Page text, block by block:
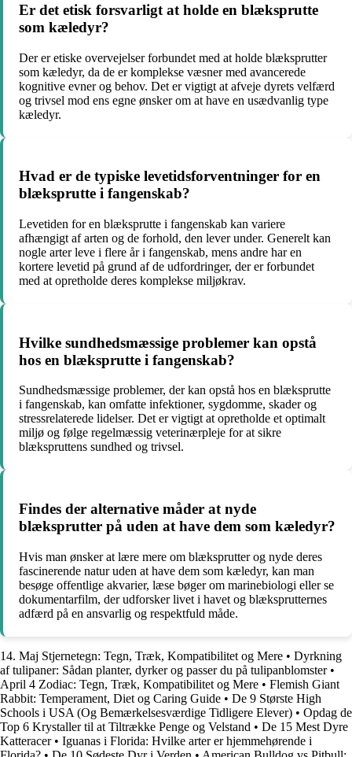
Er det etisk forsvarligt at holde en blæksprutte
som kæledyr?
Der er etiske overvejelser forbundet med at holde blæksprutter
som kæledyr, da de er komplekse væsner med avancerede
kognitive evner og behov. Det er vigtigt at afveje dyrets velfærd
og trivsel mod ens egne ønsker om at have en usædvanlig type
kæledyr.
Hvad er de typiske levetidsforventninger for en
blæksprutte i fangenskab?
Levetiden for en blæksprutte i fangenskab kan variere
afhængigt af arten og de forhold, den lever under. Generelt kan
nogle arter leve i flere år i fangenskab, mens andre har en
kortere levetid på grund af de udfordringer, der er forbundet
med at opretholde deres komplekse miljøkrav.
Hvilke sundhedsmæssige problemer kan opstå
hos en blæksprutte i fangenskab?
Sundhedsmæssige problemer, der kan opstå hos en blæksprutte
i fangenskab, kan omfatte infektioner, sygdomme, skader og
stressrelaterede lidelser. Det er vigtigt at opretholde et optimalt
miljø og følge regelmæssig veterinærpleje for at sikre
blækspruttens sundhed og trivsel.
Findes der alternative måder at nyde
blæksprutter på uden at have dem som kæledyr?
Hvis man ønsker at lære mere om blæksprutter og nyde deres
fascinerende natur uden at have dem som kæledyr, kan man
besøge offentlige akvarier, læse bøger om marinebiologi eller se
dokumentarfilm, der udforsker livet i havet og blæksprutternes
adfærd på en ansvarlig og respektfuld måde.
14. Maj Stjernetegn: Tegn, Træk, Kompatibilitet og Mere • Dyrkning
af tulipaner: Sådan planter, dyrker og passer du på tulipanblomster •
April 4 Zodiac: Tegn, Træk, Kompatibilitet og Mere • Flemish Giant
Rabbit: Temperament, Diet og Caring Guide • De 9 Største High
Schools i USA (Og Bemærkelsesværdige Tidligere Elever) • Opdag de
Top 6 Krystaller til at Tiltrække Penge og Velstand • De 15 Mest Dyre
Katteracer• Iguanas i Florida: Hvilke arter er hjemmehørende i